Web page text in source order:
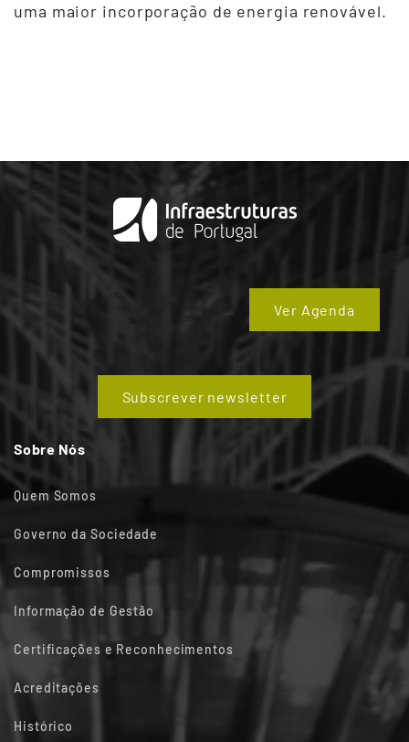
uma maior incorporação de energia renovável.
Ver Agenda
Subscrever newsletter
Sobre Nós
Quem Somos
Governo da Sociedade
Compromissos
Informação de Gestão
Certificações e Reconhecimentos
Acreditações
Histórico